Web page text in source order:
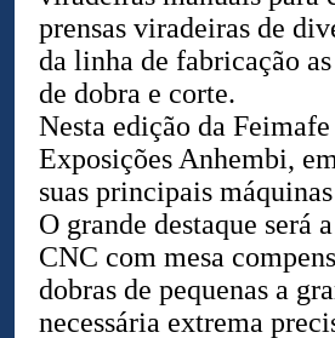
prensas viradeiras de
da linha de fabricação
de dobra e corte.
Nesta edição da
Exposições Anhembi,
suas principais
O grande destaque será
CNC com mesa
dobras de pequenas a
necessária extrema